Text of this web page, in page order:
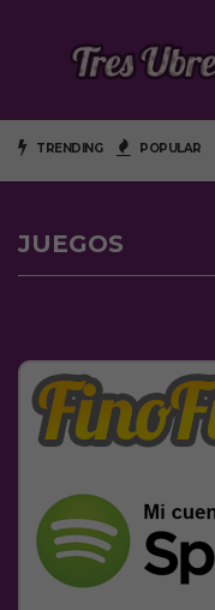
TRENDING POPULAR
JUEGOS